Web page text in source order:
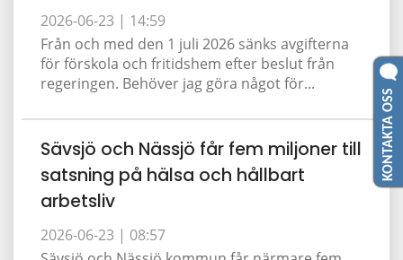
2026-06-23 | 14:59
Från och med den 1 juli 2026 sänks avgifterna
för förskola och fritidshem efter beslut från
regeringen. Behöver jag göra något för...
Sävsjö och Nässjö får fem miljoner till
satsning på hälsa och hållbart
arbetsliv
2026-06-23 | 08:57
KONTAKTA OSS